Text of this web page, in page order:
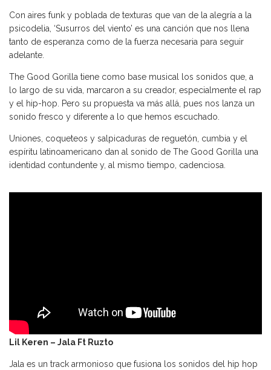
Con aires funk y poblada de texturas que van de la alegría a la
psicodelia, ‘Susurros del viento’ es una canción que nos llena
tanto de esperanza como de la fuerza necesaria para seguir
adelante.
The Good Gorilla tiene como base musical los sonidos que, a
lo largo de su vida, marcaron a su creador, especialmente el rap
y el hip-hop. Pero su propuesta va más allá, pues nos lanza un
sonido fresco y diferente a lo que hemos escuchado.
Uniones, coqueteos y salpicaduras de reguetón, cumbia y el
espíritu latinoamericano dan al sonido de The Good Gorilla una
identidad contundente y, al mismo tiempo, cadenciosa.
Lil Keren – Jala Ft Ruzto
Jala es un track armonioso que fusiona los sonidos del hip hop